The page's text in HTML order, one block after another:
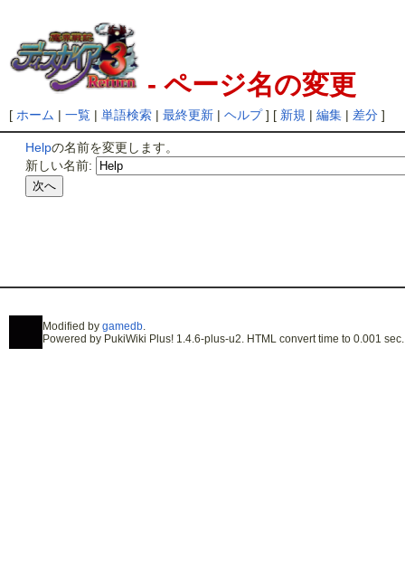
- ページ名の変更
[ ホーム | 一覧| 単語検索| 最終更新| ヘルプ] [ 新規 | 編集| 差分]
Helpの名前を変更します。
新しい名前:
Modified by gamedb.
Powered by PukiWiki Plus! 1.4.6-plus-u2. HTML convert time to 0.001 sec.